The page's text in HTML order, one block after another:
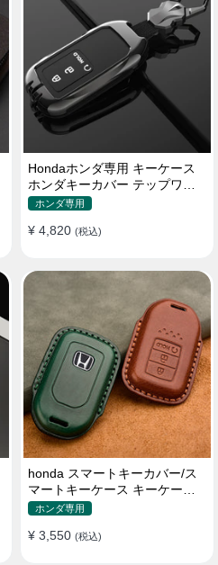
Hondaホンダ専用 キーケース
ホンダキーカバー テップワゴ
ン アコード ヴェゼル グレイス
防止 高級本革/TPU/亜鉛合金
ホンダ専用
¥ 4,820 (税込)
honda スマートキーカバー/ス
マートキーケース キーケース
キーホルダー 革 防水
ホンダ専用
¥ 3,550 (税込)